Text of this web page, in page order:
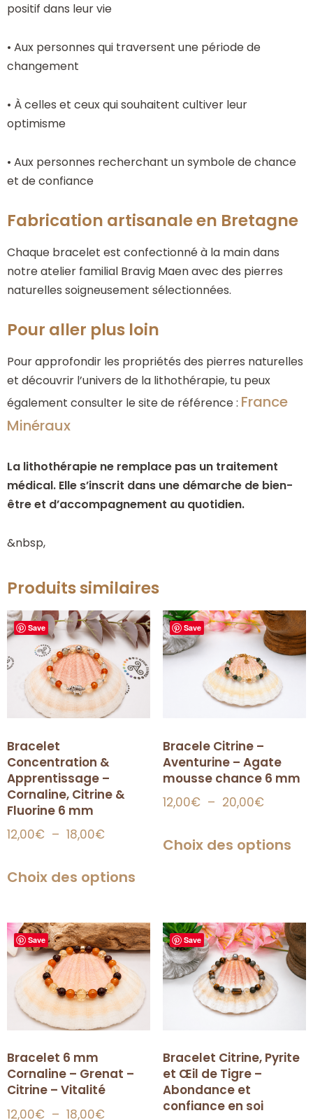
positif dans leur vie
• Aux personnes qui traversent une période de
changement
• À celles et ceux qui souhaitent cultiver leur
optimisme
• Aux personnes recherchant un symbole de chance
et de confiance
Fabrication artisanale en Bretagne
Chaque bracelet est confectionné à la main dans
notre atelier familial Bravig Maen avec des pierres
naturelles soigneusement sélectionnées.
Pour aller plus loin
Pour approfondir les propriétés des pierres naturelles
et découvrir l’univers de la lithothérapie, tu peux
également consulter le site de référence : France
Minéraux
La lithothérapie ne remplace pas un traitement
médical. Elle s’inscrit dans une démarche de bien-
être et d’accompagnement au quotidien.
&nbsp,
Produits similaires
Save
Bracelet
Concentration &
Apprentissage –
Cornaline, Citrine &
Fluorine 6 mm
12,00€ – 18,00€
Choix des options
Save
Bracele Citrine –
Aventurine – Agate
mousse chance 6 mm
12,00€ – 20,00€
Choix des options
Save
Bracelet 6 mm
Cornaline – Grenat –
Citrine – Vitalité
12,00€ – 18,00€
Save
Bracelet Citrine, Pyrite
et Œil de Tigre –
Abondance et
confiance en soi